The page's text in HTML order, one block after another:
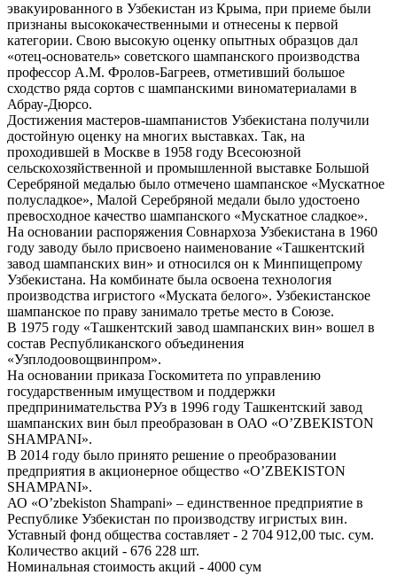
эвакуированного в Узбекистан из Крыма, при приеме были
признаны высококачественными и отнесены к первой
категории. Свою высокую оценку опытных образцов дал
«отец-основатель» советского шампанского производства
профессор А.М. Фролов-Багреев, отметивший большое
сходство ряда сортов с шампанскими виноматериалами в
Абрау-Дюрсо.
Достижения мастеров-шампанистов Узбекистана получили
достойную оценку на многих выставках. Так, на
проходившей в Москве в 1958 году Всесоюзной
сельскохозяйственной и промышленной выставке Большой
Серебряной медалью было отмечено шампанское «Мускатное
полусладкое», Малой Серебряной медали было удостоено
превосходное качество шампанского «Мускатное сладкое».
На основании распоряжения Совнархоза Узбекистана в 1960
году заводу было присвоено наименование «Ташкентский
завод шампанских вин» и относился он к Минпищепрому
Узбекистана. На комбинате была освоена технология
производства игристого «Муската белого». Узбекистанское
шампанское по праву занимало третье место в Союзе.
В 1975 году «Ташкентский завод шампанских вин» вошел в
состав Республиканского объединения
«Узплодоовощвинпром».
На основании приказа Госкомитета по управлению
государственным имуществом и поддержки
предпринимательства РУз в 1996 году Ташкентский завод
шампанских вин был преобразован в ОАО «O’ZBEKISTON
SHAMPANI».
В 2014 году было принято решение о преобразовании
предприятия в акционерное общество «O’ZBEKISTON
SHAMPANI».
АО «O’zbekiston Shampani» – единственное предприятие в
Республике Узбекистан по производству игристых вин.
Уставный фонд общества составляет - 2 704 912,00 тыс. сум.
Количество акций - 676 228 шт.
Номинальная стоимость акций - 4000 сум